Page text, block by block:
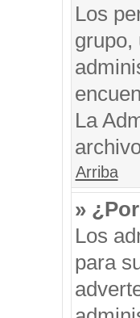
Los
grupo,
La
Arriba
»
Los
para